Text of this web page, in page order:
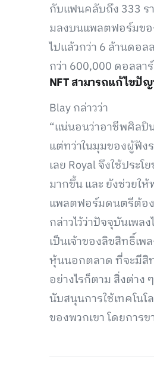
กับแฟนคลับถึง 333 ร
มลงบนแพลตฟอร์มขอ
ไปแล้วกว่า 6 ล้านดอล
กว่า 600,000 ดอลล
NFT สามารถแก้ไขปั
Blay กล่าวว่า
“แน่นอนว่าอาชีพศิลปิ
แต่ทว่าในมุมของผู้ฟัง
เลย Royal จึงใช้ประ
มากขึ้น และ ยังช่วยใ
แพลตฟอร์มดนตรีต้อ
กล่าวไว้ว่าปัจจุบันเพ
เป็นเจ้าของลิขสิทธิ์เ
หุ้นนอกตลาด ที่จะมีสิ
อย่างไรก็ตาม สิ่งต่าง
นับสนุนการใช้เทคโน
ของพวกเขา โดยการ